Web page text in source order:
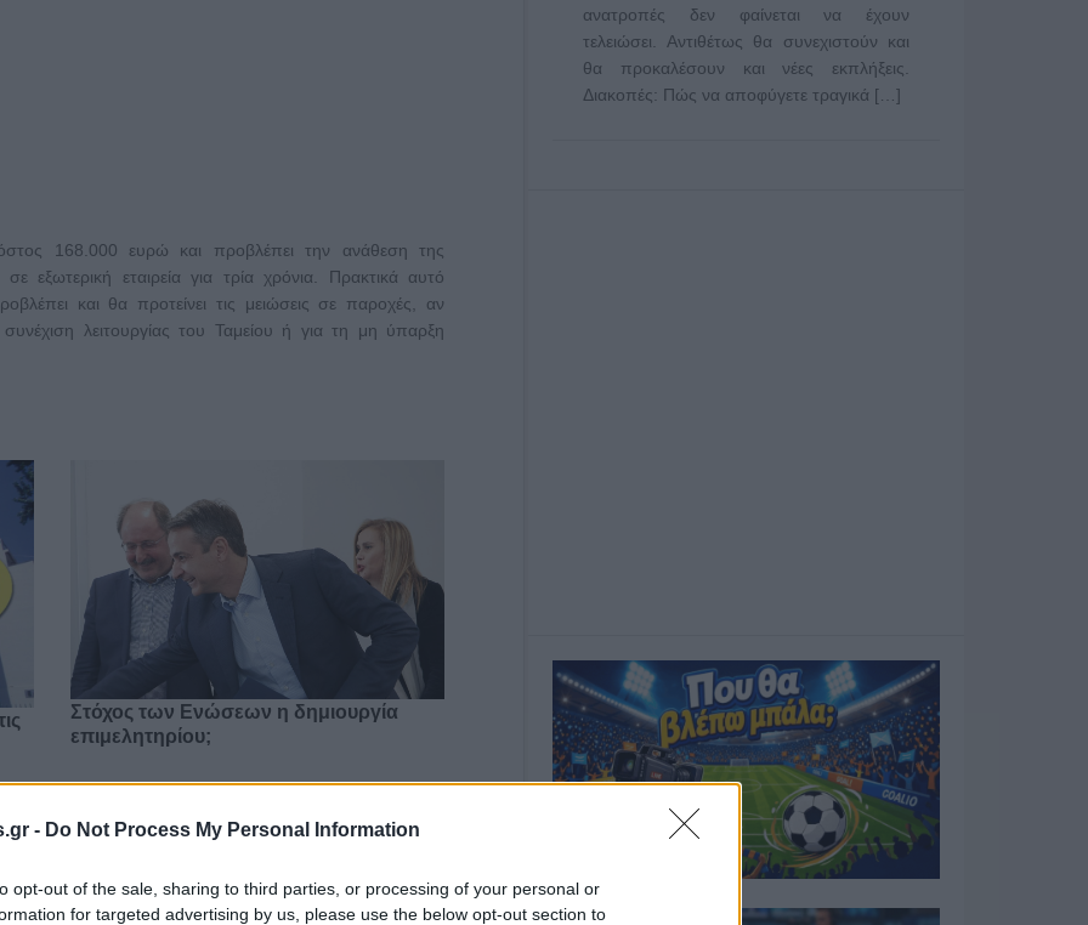
- Do Not Process My Personal Information
opt-out of the sale, sharing to third parties, or processing of your personal or
for targeted advertising by us, please use the below opt-out section to
168.000 ευρώ και προβλέπει την ανάθεση της
εξωτερική εταιρεία για τρία χρόνια. Πρακτικά αυτό
και θα προτείνει τις μειώσεις σε παροχές, αν
λειτουργίας του Ταμείου ή για τη μη ύπαρξη
Στόχος των Ενώσεων η δημιουργία
επιμελητηρίου;
ό,τι πιο chic για τα beach looks σου
ανατροπές δεν φαίνεται να έχουν
τελειώσει. Αντιθέτως θα συνεχιστούν και
θα προκαλέσουν και νέες εκπλήξεις.
Διακοπές: Πώς να αποφύγετε τραγικά […]